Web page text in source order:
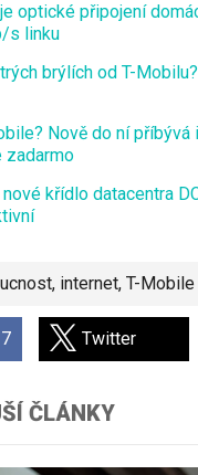
, internet, T-Mobile
7 Twitter
optické připojení
s linku
brýlích od T-
Nově do ní příbývá
zadarmo
křídlo datacentra
ČLÁNKY